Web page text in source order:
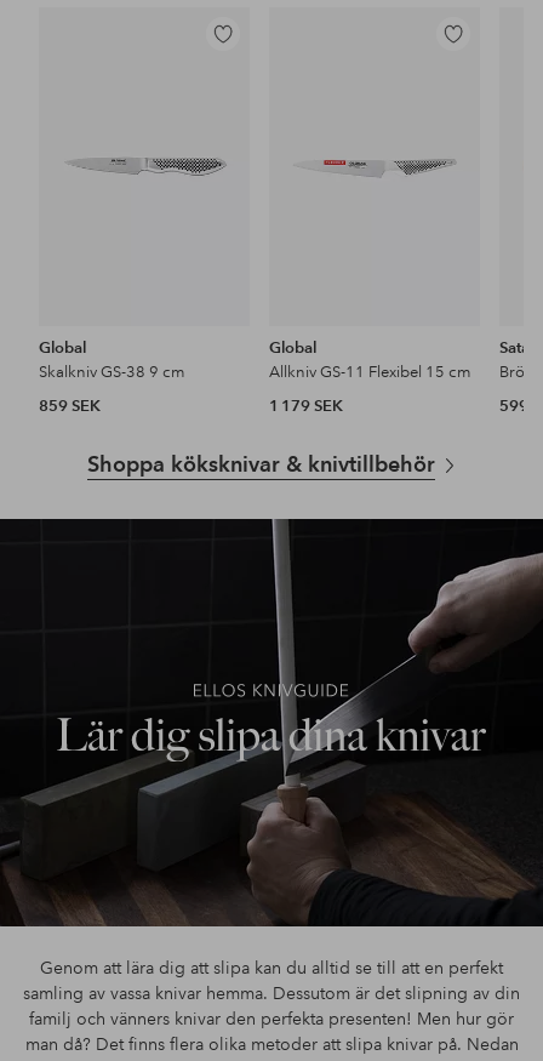
Lägg
Global
Skalkniv GS-38 9 cm
859 SEK
Lägg
Global
Allkniv GS-11 Flexibel 15 cm
1 179 SEK
599
Shoppa köksknivar & knivtillbehör
Genom att lära dig att slipa kan du alltid se till att en perfekt
samling av vassa knivar hemma. Dessutom är det slipning av din
familj och vänners knivar den perfekta presenten! Men hur gör
man då? Det finns flera olika metoder att slipa knivar på. Nedan